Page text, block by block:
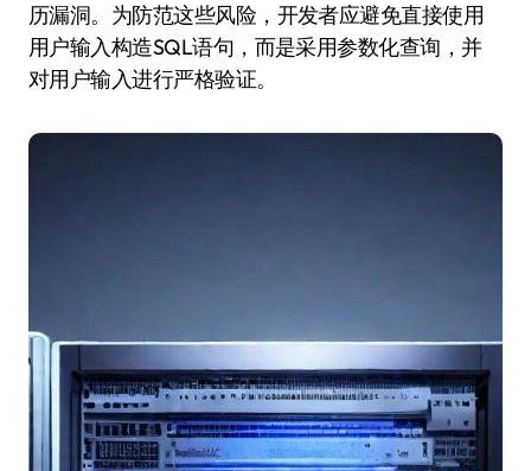
历漏洞。为防范这些风险，开发者应避免直接使用
用户输入构造SQL语句，而是采用参数化查询，并
对用户输入进行严格验证。